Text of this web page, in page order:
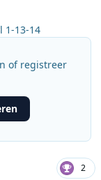
1-13-14
of registreer
2